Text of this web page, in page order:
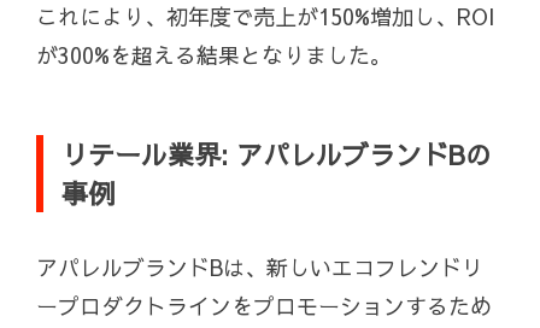
これにより、初年度で売上が150%増加し、ROI
が300%を超える結果となりました。
リテール業界: アパレルブランドBの
事例
アパレルブランドBは、新しいエコフレンドリ
ープロダクトラインをプロモーションするため